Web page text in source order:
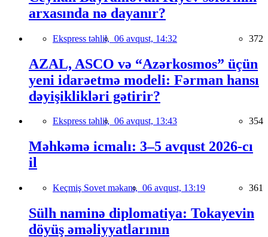
arxasında nə dayanır?
Ekspress təhlil, 06 avqust, 14:32 372
AZAL, ASCO və “Azərkosmos” üçün
yeni idarəetmə modeli: Fərman hansı
dəyişiklikləri gətirir?
Ekspress təhlil, 06 avqust, 13:43 354
Məhkəmə icmalı: 3–5 avqust 2026-cı
il
Keçmiş Sovet məkanı, 06 avqust, 13:19 361
Sülh naminə diplomatiya: Tokayevin
döyüş əməliyyatlarının